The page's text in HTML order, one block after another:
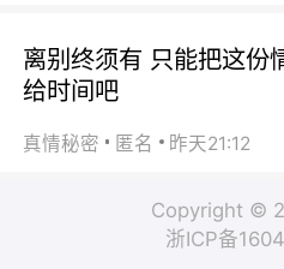
离别终须有 只能把这份
给时间吧
真情秘密 匿名 昨天21:12
Copyright ©
浙ICP备